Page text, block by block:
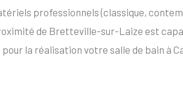
professionnels (classique,
de Bretteville-sur-Laize est
la réalisation votre salle de bain à